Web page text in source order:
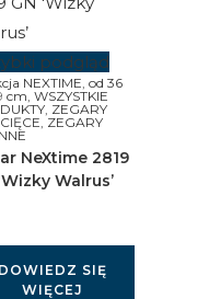
podgląd
NEXTIME ,od 36
cm ,WSZYSTKIE
ZEGARY
ZEGARY
NeXtime 2819
Walrus’
DOWIEDZ SIĘ
WIĘCEJ